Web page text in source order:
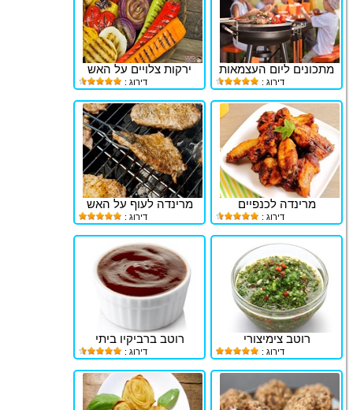
מתכונים ליום העצמאות
דירוג :
ירקות צלויים על האש
דירוג :
מרינדה לכנפיים
דירוג :
מרינדה לעוף על האש
דירוג :
רוטב צימיצורי
דירוג :
רוטב ברביקיו ביתי
דירוג :